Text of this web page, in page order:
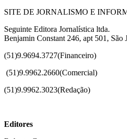
SITE DE JORNALISMO E
Seguinte Editora Jornalística ltda.
Benjamin Constant 246, apt 501, São
(51)9.9694.3727(Financeiro)
(51)9.9962.2660(Comercial)
(51)9.9962.3023(Redação)
Editores